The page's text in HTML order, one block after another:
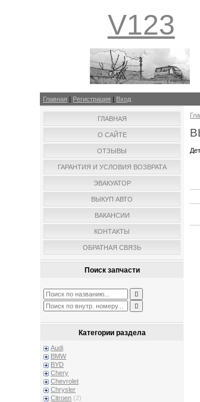
V123
Главная | Регистрация | Вход
ГЛАВНАЯ
О САЙТЕ
ОТЗЫВЫ
ГАРАНТИЯ И УСЛОВИЯ ВОЗВРАТА
ЭВАКУАТОР
ВЫКУП АВТО
ВАКАНСИИ
КОНТАКТЫ
ОБРАТНАЯ СВЯЗЬ
Поиск запчасти
Категории раздела
Audi
BMW
BYD
Chery
Chevrolet
Chrysler
Citroen (2)